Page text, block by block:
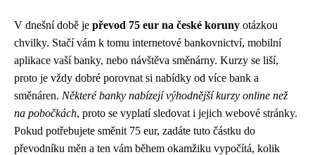
V dnešní době je převod 75 eur na české koruny otázkou
chvilky. Stačí vám k tomu internetové bankovnictví, mobilní
aplikace vaší banky, nebo návštěva směnárny. Kurzy se liší,
proto je vždy dobré porovnat si nabídky od více bank a
směnáren. Některé banky nabízejí výhodnější kurzy online než
na pobočkách, proto se vyplatí sledovat i jejich webové stránky.
Pokud potřebujete směnit 75 eur, zadáte tuto částku do
převodníku měn a ten vám během okamžiku vypočítá, kolik